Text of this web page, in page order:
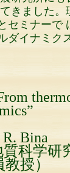
きました。
セミナーで
ダイナミク
Bina
科学研
授）